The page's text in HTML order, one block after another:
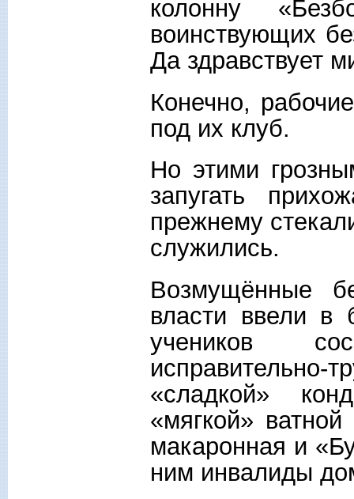
колонну
воинствующих
Да здравствует
Конечно,
под их клуб.
Но этими
запугать
прежнему
служились.
Возмущённые
власти ввели в
учеников
«сладкой»
«мягкой»
макаронная и
ним инвалиды